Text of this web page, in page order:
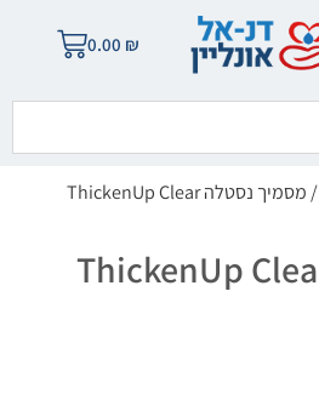
0.00 ₪
/ מסמיך נסטלה ThickenUp Clear